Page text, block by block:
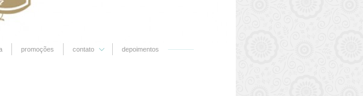
promoções contato depoimentos